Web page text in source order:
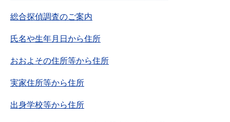
総合探偵調査のご案内
氏名や生年月日から住所
おおよその住所等から住所
実家住所等から住所
出身学校等から住所